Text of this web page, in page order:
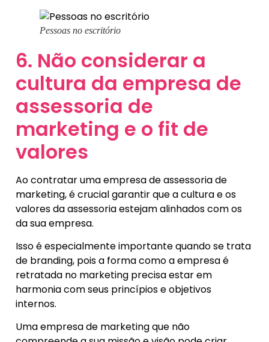
Pessoas no escritório
6. Não considerar a
cultura da empresa de
assessoria de
marketing e o fit de
valores
Ao contratar uma empresa de assessoria de
marketing, é crucial garantir que a cultura e os
valores da assessoria estejam alinhados com os
da sua empresa.
Isso é especialmente importante quando se trata
de branding, pois a forma como a empresa é
retratada no marketing precisa estar em
harmonia com seus princípios e objetivos
internos.
Uma empresa de marketing que não